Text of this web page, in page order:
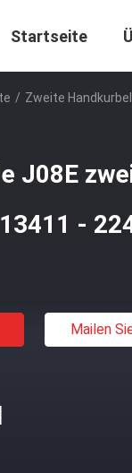
Startseite
/ Zweite
J08E
-
Mailen